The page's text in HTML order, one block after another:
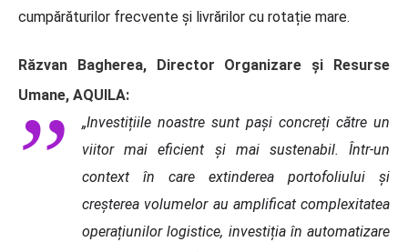
cumpărăturilor frecvente și livrărilor cu rotație mare.
Răzvan Bagherea, Director Organizare și Resurse
Umane, AQUILA:
„Investițiile noastre sunt pași concreți către un
viitor mai eficient și mai sustenabil. Într-un
context în care extinderea portofoliului și
creșterea volumelor au amplificat complexitatea
operațiunilor logistice, investiția în automatizare